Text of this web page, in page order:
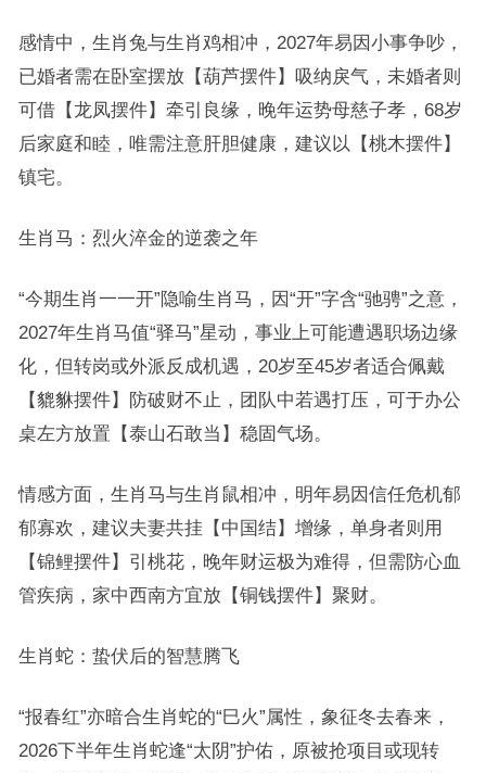
感情中，生肖兔与生肖鸡相冲，2027年易因小事争吵，
已婚者需在卧室摆放【葫芦摆件】吸纳戾气，未婚者则
可借【龙凤摆件】牵引良缘，晚年运势母慈子孝，68岁
后家庭和睦，唯需注意肝胆健康，建议以【桃木摆件】
镇宅。
生肖马：烈火淬金的逆袭之年
“今期生肖一一开”隐喻生肖马，因“开”字含“驰骋”之意，
2027年生肖马值“驿马”星动，事业上可能遭遇职场边缘
化，但转岗或外派反成机遇，20岁至45岁者适合佩戴
【貔貅摆件】防破财不止，团队中若遇打压，可于办公
桌左方放置【泰山石敢当】稳固气场。
情感方面，生肖马与生肖鼠相冲，明年易因信任危机郁
郁寡欢，建议夫妻共挂【中国结】增缘，单身者则用
【锦鲤摆件】引桃花，晚年财运极为难得，但需防心血
管疾病，家中西南方宜放【铜钱摆件】聚财。
生肖蛇：蛰伏后的智慧腾飞
“报春红”亦暗合生肖蛇的“巳火”属性，象征冬去春来，
2026下半年生肖蛇逢“太阴”护佑，原被抢项目或现转